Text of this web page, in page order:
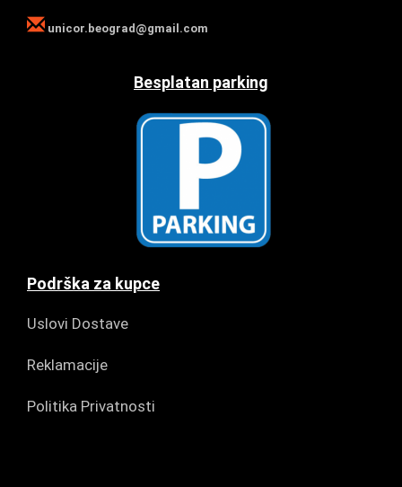
unicor.beograd@gmail.com
Besplatan parking
Podrška za kupce
Uslovi Dostave
Reklamacije
Politika Privatnosti